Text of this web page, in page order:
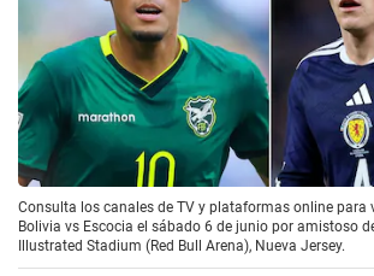
Consulta los canales de TV y plataformas online para
Bolivia vs Escocia el sábado 6 de junio por amistoso
Illustrated Stadium (Red Bull Arena), Nueva Jersey.